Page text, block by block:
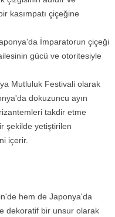
kasımpatı çiçeğine
İmparatorun çiçeği
gücü ve otoritesiyle
Mutluluk Festivali olarak
dokuzuncu ayın
takdir etme
şekilde yetiştirilen
içerir.
hem de Japonya'da
dekoratif bir unsur olarak